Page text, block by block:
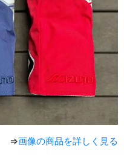
⇒画像の商品を詳しく見る